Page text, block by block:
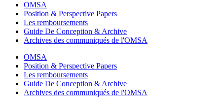
OMSA
Position & Perspective Papers
Les remboursements
Guide De Conception & Archive
Archives des communiqués de l'OMSA
OMSA
Position & Perspective Papers
Les remboursements
Guide De Conception & Archive
Archives des communiqués de l'OMSA